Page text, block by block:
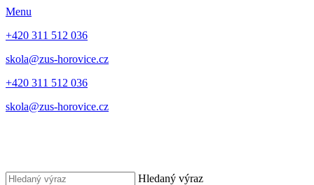
Menu
+420 311 512 036
skola@zus-horovice.cz
+420 311 512 036
skola@zus-horovice.cz
Hledaný výraz